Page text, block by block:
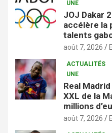
UNE
JOJ Dakar
accélère la
talents
août 7, 2026
ACTUALITÉS
UNE
Real
XXL de la
millions
août 7, 2026